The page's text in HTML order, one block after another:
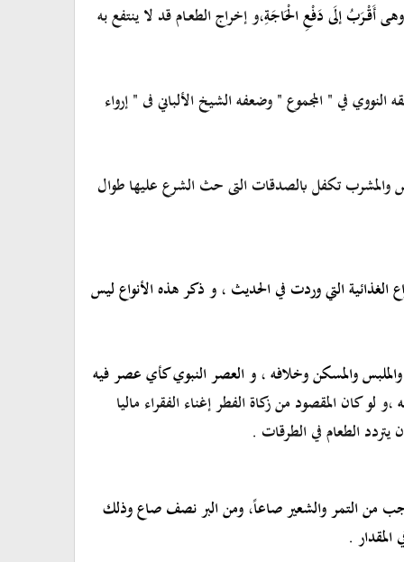
أَقْرَبُ إلَى دَفْعِ الْحَاجَةِ،و إخراج الطعـام قد لا ينتفع به
في " المجموع " وضعفه الشيخ الألباني فى " إرواء
والمشرب تكفل بالصدقات التى حث الشرع عليهاطوال
الغذائية التي وردت في الحديث ،و ذكر هذه الأنواع ليس
والمسكن وخلافه، و العصر النبوي كأي عصر فيه
،و لو كان المقصود من زكاة الفطر إغناء الفقراء ماليا
الطعام في الطرقات .
من التمر والشعير صاعاً، ومن البر نصف صاع وذلك
.